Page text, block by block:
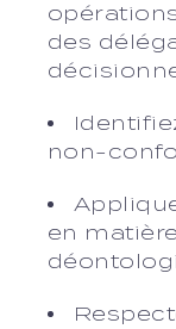
des
non-
en